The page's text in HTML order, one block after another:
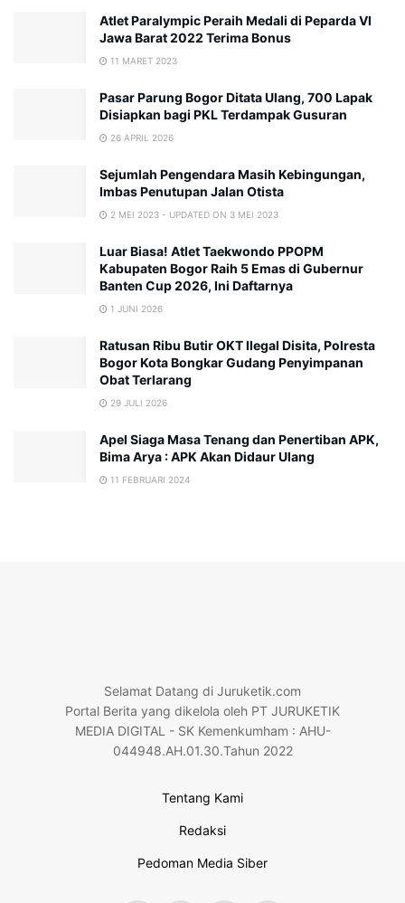
Atlet Paralympic Peraih Medali di Peparda VI
Jawa Barat 2022 Terima Bonus
11 MARET 2023
Pasar Parung Bogor Ditata Ulang, 700 Lapak
Disiapkan bagi PKL Terdampak Gusuran
26 APRIL 2026
Sejumlah Pengendara Masih Kebingungan,
Imbas Penutupan Jalan Otista
2 MEI 2023 - UPDATED ON 3 MEI 2023
Luar Biasa! Atlet Taekwondo PPOPM
Kabupaten Bogor Raih 5 Emas di Gubernur
Banten Cup 2026, Ini Daftarnya
1 JUNI 2026
Ratusan Ribu Butir OKT Ilegal Disita, Polresta
Bogor Kota Bongkar Gudang Penyimpanan
Obat Terlarang
29 JULI 2026
Apel Siaga Masa Tenang dan Penertiban APK,
Bima Arya : APK Akan Didaur Ulang
11 FEBRUARI 2024
Selamat Datang di Juruketik.com
Portal Berita yang dikelola oleh PT JURUKETIK
MEDIA DIGITAL - SK Kemenkumham : AHU-
044948.AH.01.30.Tahun 2022
Tentang Kami
Redaksi
Pedoman Media Siber